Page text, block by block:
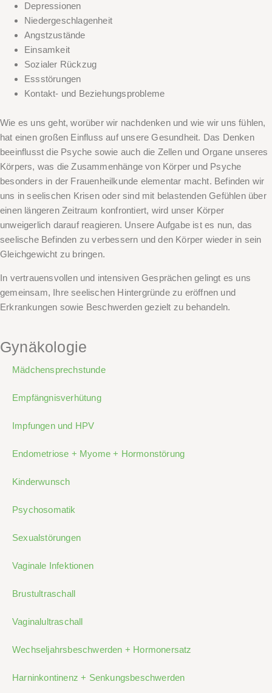
Depressionen
Niedergeschlagenheit
Angstzustände
Einsamkeit
Sozialer Rückzug
Essstörungen
Kontakt- und Beziehungsprobleme
Wie es uns geht, worüber wir nachdenken und wie wir uns fühlen,
hat einen großen Einfluss auf unsere Gesundheit. Das Denken
beeinflusst die Psyche sowie auch die Zellen und Organe unseres
Körpers, was die Zusammenhänge von Körper und Psyche
besonders in der Frauenheilkunde elementar macht. Befinden wir
uns in seelischen Krisen oder sind mit belastenden Gefühlen über
einen längeren Zeitraum konfrontiert, wird unser Körper
unweigerlich darauf reagieren. Unsere Aufgabe ist es nun, das
seelische Befinden zu verbessern und den Körper wieder in sein
Gleichgewicht zu bringen.
In vertrauensvollen und intensiven Gesprächen gelingt es uns
gemeinsam, Ihre seelischen Hintergründe zu eröffnen und
Erkrankungen sowie Beschwerden gezielt zu behandeln.
Gynäkologie
Mädchensprechstunde
Empfängnisverhütung
Impfungen und HPV
Endometriose + Myome + Hormonstörung
Kinderwunsch
Psychosomatik
Sexualstörungen
Vaginale Infektionen
Brustultraschall
Vaginalultraschall
Wechseljahrsbeschwerden + Hormonersatz
Harninkontinenz + Senkungsbeschwerden